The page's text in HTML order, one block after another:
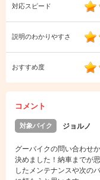
対応スピード
説明のわかりやすさ
おすすめ度
コメント
対象バイク ジョルノ
グーバイクの問い合わせ
決めました！納車までが
したメンテナンスや次の